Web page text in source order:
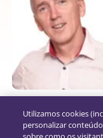
Utilizamos cookies
personalizar